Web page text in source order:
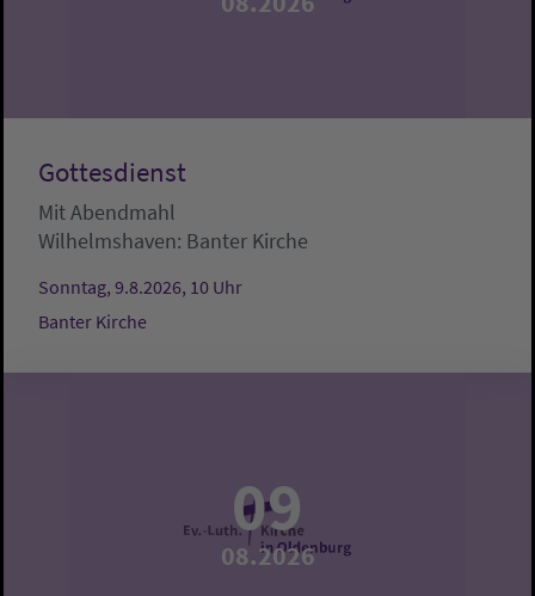
Gottesdienst
Mit Abendmahl
Wilhelmshaven: Banter Kirche
Sonntag, 9.8.2026, 10 Uhr
Banter Kirche
09
08.2026